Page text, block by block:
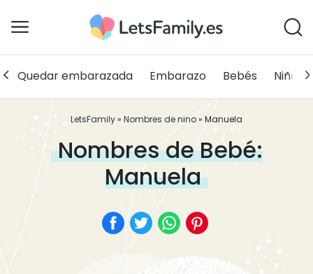
Quedar embarazada Embarazo Bebés Niños
LetsFamily» Nombres de nino» Manuela
Nombres de Bebé:
Manuela